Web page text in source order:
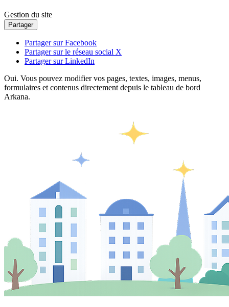
Gestion du site
Partager
Partager sur Facebook
Partager sur le réseau social X
Partager sur LinkedIn
Oui. Vous pouvez modifier vos pages, textes, images, menus,
formulaires et contenus directement depuis le tableau de bord
Arkana.